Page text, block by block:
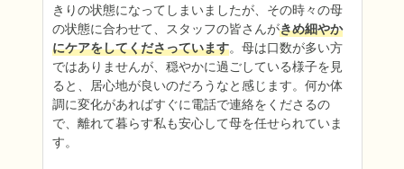
きりの状態になってしまいましたが、その時々の母
の状態に合わせて、スタッフの皆さんがきめ細やか
にケアをしてくださっています。母は口数が多い方
ではありませんが、穏やかに過ごしている様子を見
ると、居心地が良いのだろうなと感じます。何か体
調に変化があればすぐに電話で連絡をくださるの
で、離れて暮らす私も安心して母を任せられていま
す。